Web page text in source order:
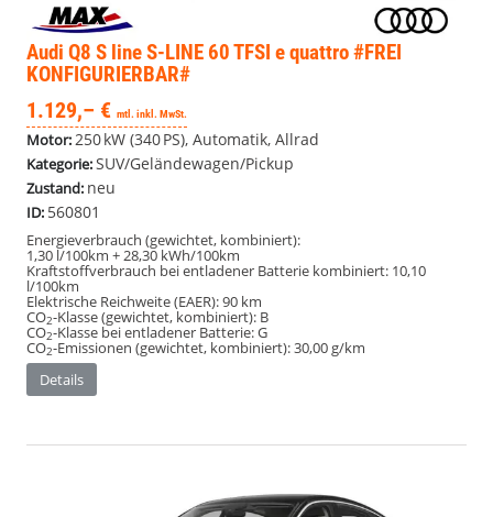
Audi Q8 S line S-LINE 60 TFSI e quattro #FREI
KONFIGURIERBAR#
1.129,– € mtl. inkl. MwSt.
Motor: 250 kW (340 PS), Automatik, Allrad
Kategorie:SUV/Geländewagen/Pickup
Zustand: neu
ID: 560801
Energieverbrauch (gewichtet, kombiniert):
1,30 l/100km + 28,30 kWh/100km
Kraftstoffverbrauch bei entladener Batterie kombiniert: 10,10
l/100km
Elektrische Reichweite (EAER):90 km
CO2-Klasse (gewichtet, kombiniert): B
CO2-Klasse bei entladener Batterie:G
CO2-Emissionen (gewichtet, kombiniert):30,00 g/km
Details